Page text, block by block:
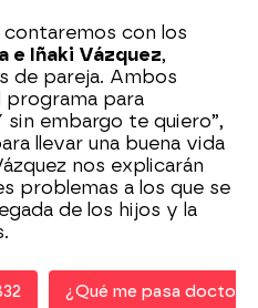
contaremos con los
e Iñaki Vázquez,
de pareja. Ambos
programa para
embargo te quiero”,
llevar una buena vida
nos explicarán
problemas a los que se
de los hijos y la
¿Qué me pasa doctor?